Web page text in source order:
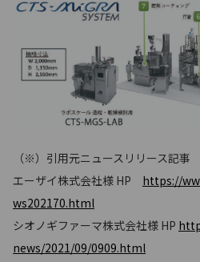
（※）引用元ニュースリリース記事
エーザイ株式会社様 HP https://
ws202170.html
シオノギファーマ株式会社様 HP
news/2021/09/0909.html